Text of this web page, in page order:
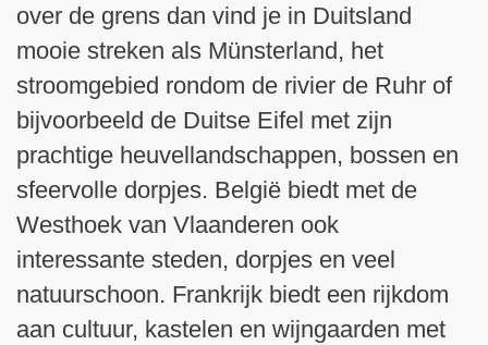
a
over de grens dan vind je in Duitsland
mooie streken als Münsterland, het
stroomgebied rondom de rivier de Ruhr of
bijvoorbeeld de Duitse Eifel met zijn
prachtige heuvellandschappen, bossen en
sfeervolle dorpjes. België biedt met de
Westhoek van Vlaanderen ook
interessante steden, dorpjes en veel
natuurschoon. Frankrijk biedt een rijkdom
aan cultuur, kastelen en wijngaarden met